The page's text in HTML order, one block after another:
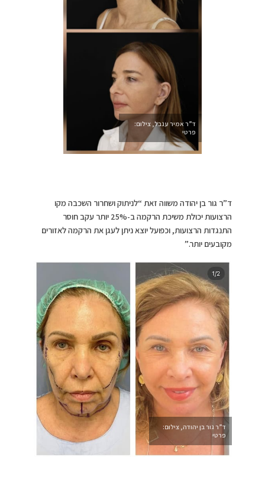
ד”ר אמיר ענבל, צילום:
פרטי
ד”ר גור בן יהודה משווה זאת “לניתוק ושחרור השכבה מקו
הרצועות יכולת משיכת הרקמה ב-25% יותר עקב חוסר
התנגדות הרצועות, וכפועל יוצא ניתן לעגן את הרקמה לאזורים
מקובעים יותר.”
ד”ר גור בן יהודה, צילום:
פרטי